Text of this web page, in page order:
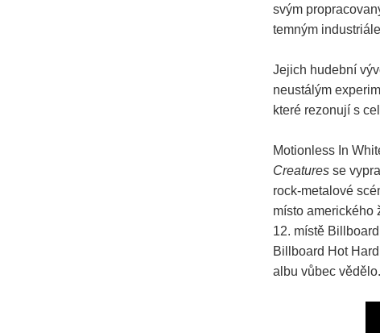
svým
temným
Jejich hudební
neustálým
které rezonují s
Motionless In
Creatures se
rock-metalové
místo amerického
12. místě
Billboard Hot
albu vůbec vědělo.